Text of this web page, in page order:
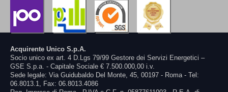
Acquirente Unico S.p.A.
Socio unico ex art. 4 D.Lgs 79/99 Gestore dei Servizi Energetici –
GSE S.p.a. - Capitale Sociale € 7.500.000,00 i.v.
Sede legale: Via Guidubaldo Del Monte, 45, 00197 - Roma - Tel:
06.8013.1, Fax: 06.8013.4086